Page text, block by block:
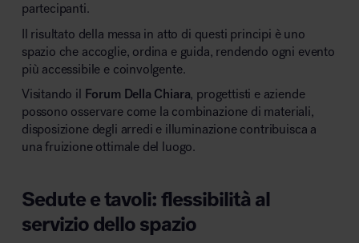
partecipanti.
Il risultato della messa in atto di questi principi è uno
spazio che accoglie, ordina e guida, rendendo ogni evento
più accessibile e coinvolgente.
Visitando il
Forum Della Chiara, progettisti e aziende
possono osservare come la combinazione di materiali,
disposizione degli arredi e illuminazione contribuisca a
una fruizione ottimale del luogo.
Sedute e tavoli: flessibilità al
servizio dello spazio